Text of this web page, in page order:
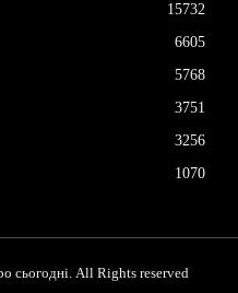
15732
6605
5768
3751
3256
1070
сьогодні. All Rights reserved